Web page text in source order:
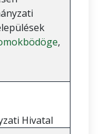
,
Hivatal